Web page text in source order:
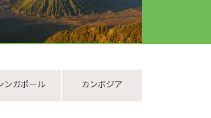
ンガポール カンボジア